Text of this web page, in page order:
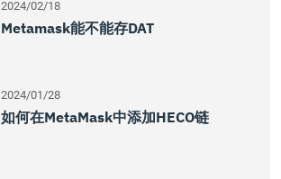
2024/02/18
Metamask能不能存DAT
2024/01/28
如何在MetaMask中添加HECO链